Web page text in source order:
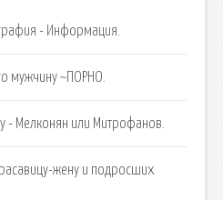
- Информация.
мужчину ~ПОРНО.
- Мелконян или Митрофанов.
жену и подросших